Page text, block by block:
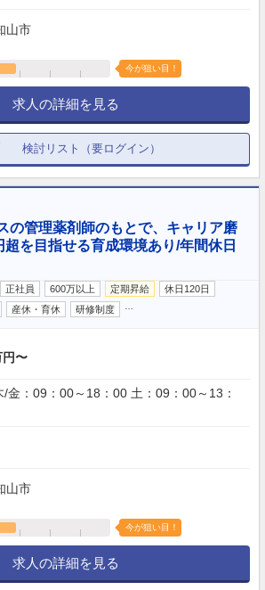
山市
今が狙い目！
求人の詳細を見る
検討リスト（要ログイン）
の管理薬剤師のもとで、キャリア磨
を目指せる育成環境あり/年間休日
正社員 600万以上 定期昇給
休日120日
産休・育休 研修制度
〜
/金：09：00～18：00 土：09：00～13：
山市
今が狙い目！
求人の詳細を見る